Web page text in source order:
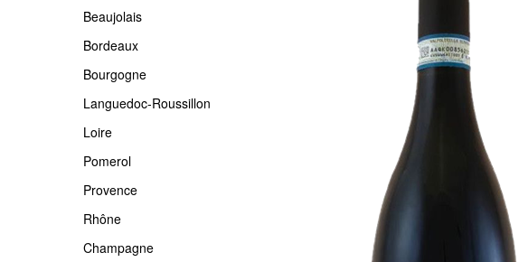
-USA
Beaujolais
Bordeaux
Bourgogne
Languedoc-Roussillon
Loire
Pomerol
Provence
Rhône
Champagne